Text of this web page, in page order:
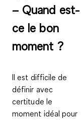
– Quand est-
ce le bon
moment ?
Il est difficile de
définir avec
certitude le
moment idéal pour